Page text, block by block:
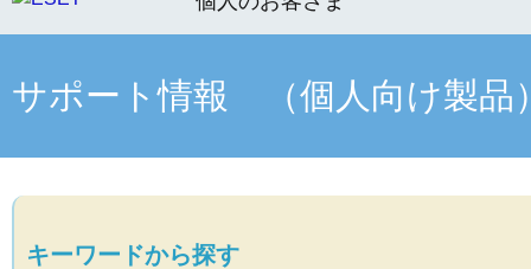
サポート情報 （個人向け製品
キーワードから探す